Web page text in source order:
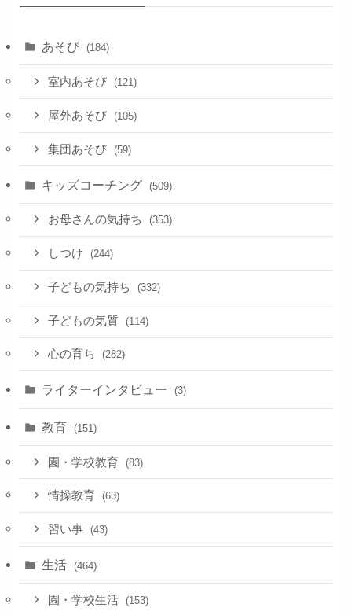
あそび (184)
室内あそび (121)
屋外あそび (105)
集団あそび (59)
キッズコーチング (509)
お母さんの気持ち (353)
しつけ (244)
子どもの気持ち (332)
子どもの気質 (114)
心の育ち (282)
ライターインタビュー (3)
教育 (151)
園・学校教育 (83)
情操教育 (63)
習い事 (43)
生活 (464)
園・学校生活 (153)